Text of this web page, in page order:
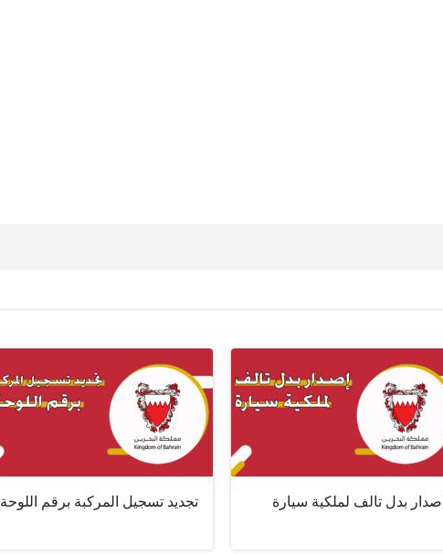
إصدار بدل تالف لملكية سيارة تجديد تسجيل المركبة برقم اللوحة